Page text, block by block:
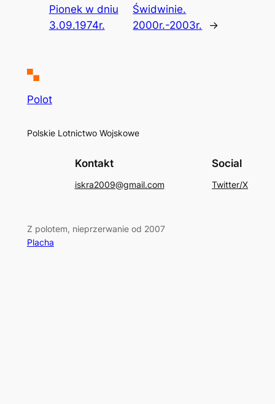
Pionek w dniu
3.09.1974r.
Świdwinie.
2000r.-2003r.
→
Polot
Polskie Lotnictwo Wojskowe
Kontakt
iskra2009@gmail.com
Social
Twitter/X
Z polotem, nieprzerwanie od 2007
Placha